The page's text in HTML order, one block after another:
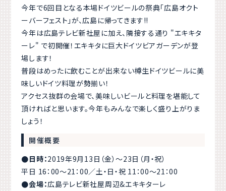
今年で6回目となる本場ドイツビールの祭典「広島オクト
ーバーフェスト」が、広島に帰ってきます!!
今年は広島テレビ新社屋に加え、隣接する通り "エキキタ
ーレ" で初開催！エキキタに巨大ドイツビアガーデンが登
場します！
普段はめったに飲むことが出来ない樽生ドイツビールに美
味しいドイツ料理が勢揃い！
アクセス抜群の会場で、美味しいビールと料理を堪能して
頂ければと思います。今年もみんなで楽しく盛り上がりま
しょう！
開催概要
●日時：2019年9月13日（金）〜23日（月・祝）
平日 16：00〜21：00／土・日・祝 11：00〜21：00
●会場：広島テレビ新社屋周辺&エキキターレ